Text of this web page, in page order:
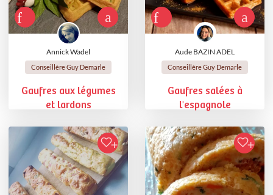
Annick Wadel
Conseillère Guy Demarle
Gaufres aux légumes
et lardons
Aude BAZIN ADEL
Conseillère Guy Demarle
Gaufres salées à
l'espagnole